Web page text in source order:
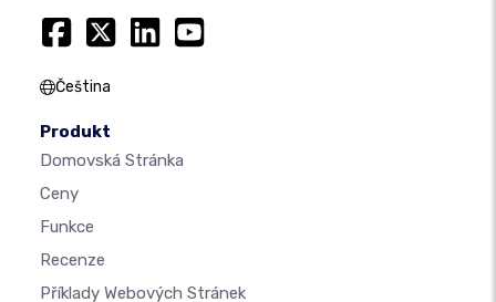
Čeština
Produkt
Domovská Stránka
Ceny
Funkce
Recenze
Příklady Webových Stránek